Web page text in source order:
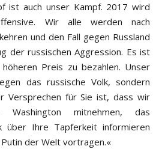
ist auch unser Kampf. 2017 wird
Wir alle werden nach
und den Fall gegen Russland
der russischen Aggression. Es ist
Preis zu bezahlen. Unser
das russische Volk, sondern
Versprechen für Sie ist, dass wir
mitnehmen, das
über Ihre Tapferkeit informieren
der Welt vortragen.«